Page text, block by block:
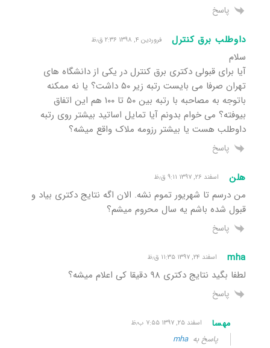
پاسخ
داوطلب برق کنترل فروردین ۴, ۱۳۹۸ ۲:۳۶ ق٫ظ
سلام
آیا برای قبولی دکتری برق کنترل در یکی از دانشگاه های
تهران صرفا می بایست رتبه زیر ۵۰ داشت؟ یا نه ممکنه
باتوجه به مصاحبه با رتبه بین ۵۰ تا ۱۰۰ هم این اتفاق
بیوفته؟ می خوام بدونم آیا تمایل اساتید بیشتر روی رتبه
داوطلب هست یا بیشتر رزومه ملاک واقع میشه؟
پاسخ
هلن اسفند ۲۶, ۱۳۹۷ ۹:۱۱ ق٫ظ
من درسم تا شهریور تموم نشه. الان اگه نتایج دکتری بیاد و
قبول شده باشم یه سال محروم میشم؟
پاسخ
mha اسفند ۲۴, ۱۳۹۷ ۱۱:۳۵ ق٫ظ
لطفا بگید نتایج دکتری ۹۸ دقیقا کی اعلام میشه؟
پاسخ
مهسا اسفند ۲۵, ۱۳۹۷ ۷:۵۵ ب٫ظ
پاسخ بهmha